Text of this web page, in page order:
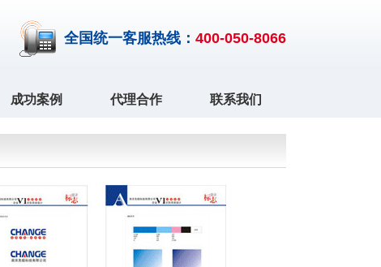
全国统一客服热线： 400-050-8066
成功案例 代理合作 联系我们